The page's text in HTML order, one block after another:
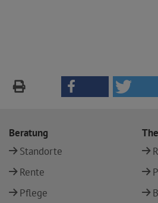
Beratung
Standorte
Rente
Pflege